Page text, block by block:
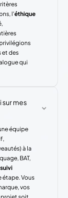
l'éthique
et des
qui
mes
équipe
à la
BAT,
suivi
étape. Vous
vos